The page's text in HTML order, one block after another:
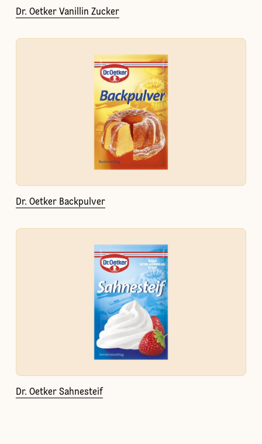
Dr. Oetker Vanillin Zucker
Dr. Oetker Backpulver
Dr. Oetker Sahnesteif